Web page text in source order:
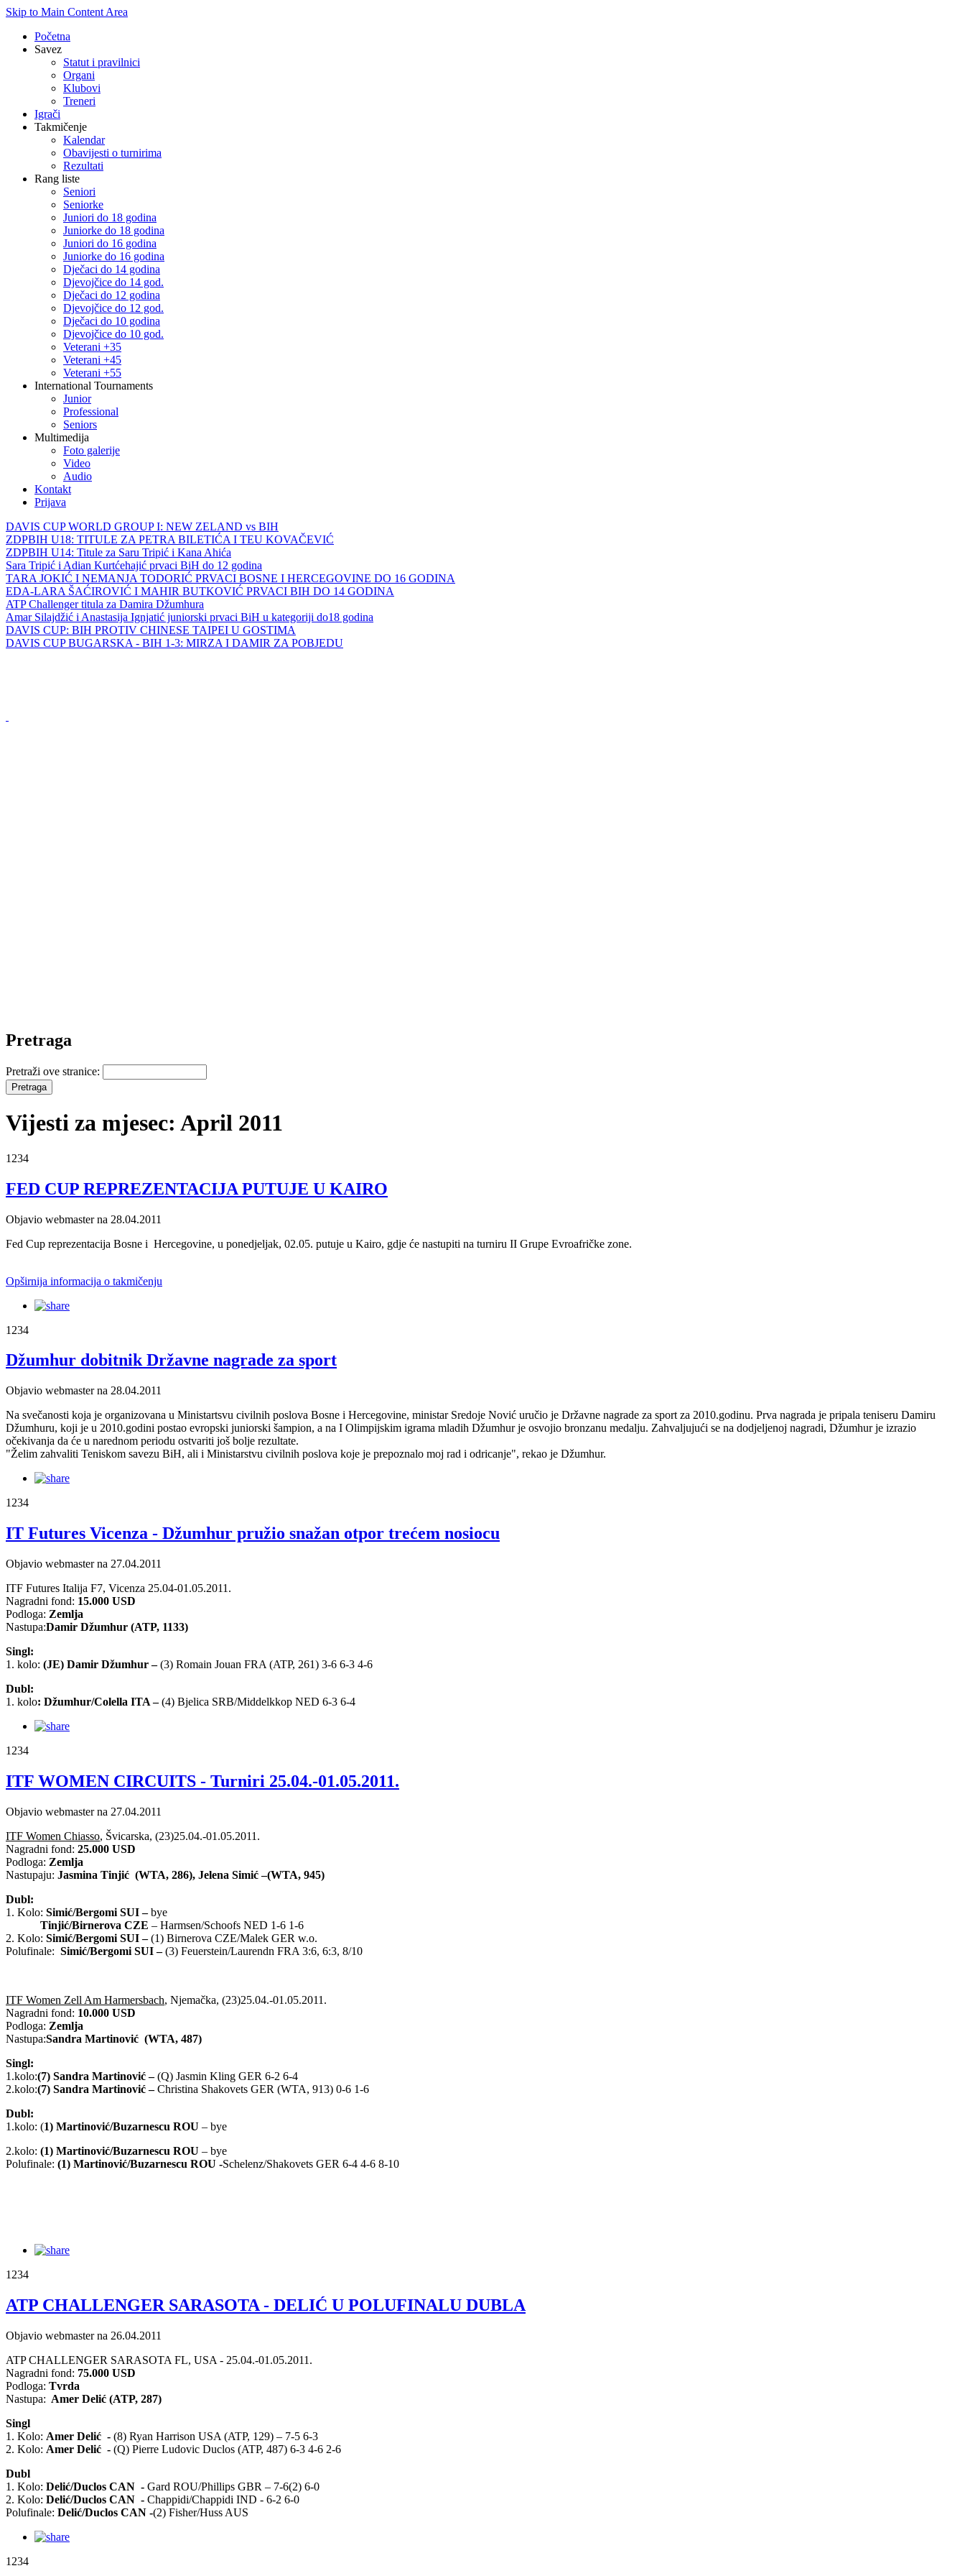
Skip to Main Content Area
Početna
Savez
Statut i pravilnici
Organi
Klubovi
Treneri
Igrači
Takmičenje
Kalendar
Obavijesti o turnirima
Rezultati
Rang liste
Seniori
Seniorke
Juniori do 18 godina
Juniorke do 18 godina
Juniori do 16 godina
Juniorke do 16 godina
Dječaci do 14 godina
Djevojčice do 14 god.
Dječaci do 12 godina
Djevojčice do 12 god.
Dječaci do 10 godina
Djevojčice do 10 god.
Veterani +35
Veterani +45
Veterani +55
International Tournaments
Junior
Professional
Seniors
Multimedija
Foto galerije
Video
Audio
Kontakt
Prijava
DAVIS CUP WORLD GROUP I: NEW ZELAND vs BIH
ZDPBIH U18: TITULE ZA PETRA BILETIĆA I TEU KOVAČEVIĆ
ZDPBIH U14: Titule za Saru Tripić i Kana Ahića
Sara Tripić i Adian Kurtćehajić prvaci BiH do 12 godina
TARA JOKIĆ I NEMANJA TODORIĆ PRVACI BOSNE I HERCEGOVINE DO 16 GODINA
EDA-LARA ŠAĆIROVIĆ I MAHIR BUTKOVIĆ PRVACI BIH DO 14 GODINA
ATP Challenger titula za Damira Džumhura
Amar Silajdžić i Anastasija Ignjatić juniorski prvaci BiH u kategoriji do18 godina
DAVIS CUP: BIH PROTIV CHINESE TAIPEI U GOSTIMA
DAVIS CUP BUGARSKA - BIH 1-3: MIRZA I DAMIR ZA POBJEDU
Pretraga
Pretraži ove stranice:
Vijesti za mjesec: April 2011
1234
FED CUP REPREZENTACIJA PUTUJE U KAIRO
Objavio webmaster na 28.04.2011
Fed Cup reprezentacija Bosne i Hercegovine, u ponedjeljak, 02.05. putuje u Kairo, gdje će nastupiti na turniru II Grupe Evroafričke zone.
Opširnija informacija o takmičenju
1234
Džumhur dobitnik Državne nagrade za sport
Objavio webmaster na 28.04.2011
Na svečanosti koja je organizovana u Ministartsvu civilnih poslova Bosne i Hercegovine, ministar Sredoje Nović uručio je Državne nagrade za sport za 2010.godinu. Prva nagrada je pripala teniseru Damiru
Džumhuru, koji je u 2010.godini postao evropski juniorski šampion, a na I Olimpijskim igrama mladih Džumhur je osvojio bronzanu medalju. Zahvaljujući se na dodjeljenoj nagradi, Džumhur je izrazio
očekivanja da će u narednom periodu ostvariti još bolje rezultate.
"Želim zahvaliti Teniskom savezu BiH, ali i Ministarstvu civilnih poslova koje je prepoznalo moj rad i odricanje", rekao je Džumhur.
1234
IT Futures Vicenza - Džumhur pružio snažan otpor trećem nosiocu
Objavio webmaster na 27.04.2011
ITF Futures Italija F7, Vicenza 25.04-01.05.2011.
Nagradni fond: 15.000 USD
Podloga: Zemlja
Nastupa:Damir Džumhur (ATP, 1133)
Singl:
1. kolo: (JE) Damir Džumhur–(3) Romain Jouan FRA (ATP, 261) 3-6 6-3 4-6
Dubl:
1. kolo: Džumhur/Colella ITA–(4) Bjelica SRB/Middelkkop NED 6-3 6-4
1234
ITF WOMEN CIRCUITS - Turniri 25.04.-01.05.2011.
Objavio webmaster na 27.04.2011
ITF Women Chiasso, Švicarska, (23)25.04.-01.05.2011.
Nagradni fond: 25.000 USD
Podloga: Zemlja
Nastupaju: Jasmina Tinjić (WTA, 286), Jelena Simić –(WTA, 945)
Dubl:
1. Kolo: Simić/Bergomi SUI –bye
Tinjić/Birnerova CZE – Harmsen/Schoofs NED 1-6 1-6
2. Kolo: Simić/Bergomi SUI –(1) Birnerova CZE/Malek GER w.o.
Polufinale: Simić/Bergomi SUI –(3) Feuerstein/Laurendn FRA 3:6, 6:3, 8/10
ITF Women Zell Am Harmersbach, Njemačka, (23)25.04.-01.05.2011.
Nagradni fond: 10.000 USD
Podloga: Zemlja
Nastupa:Sandra Martinović (WTA, 487)
Singl:
1.kolo:(7) Sandra Martinović–(Q) Jasmin Kling GER 6-2 6-4
2.kolo:(7) Sandra Martinović–Christina Shakovets GER (WTA, 913) 0-6 1-6
Dubl:
1.kolo: (1) Martinović/Buzarnescu ROU – bye
2.kolo: (1) Martinović/Buzarnescu ROU – bye
Polufinale: (1) Martinović/Buzarnescu ROU -Schelenz/Shakovets GER 6-4 4-6 8-10
1234
ATP CHALLENGER SARASOTA - DELIĆ U POLUFINALU DUBLA
Objavio webmaster na 26.04.2011
ATP CHALLENGER SARASOTA FL, USA - 25.04.-01.05.2011.
Nagradni fond: 75.000 USD
Podloga: Tvrda
Nastupa: Amer Delić (ATP, 287)
Singl
1. Kolo: Amer Delić - (8) Ryan Harrison USA (ATP, 129) – 7-5 6-3
2. Kolo: Amer Delić - (Q) Pierre Ludovic Duclos (ATP, 487) 6-3 4-6 2-6
Dubl
1. Kolo: Delić/Duclos CAN - Gard ROU/Phillips GBR – 7-6(2) 6-0
2. Kolo: Delić/Duclos CAN - Chappidi/Chappidi IND - 6-2 6-0
Polufinale: Delić/Duclos CAN -(2) Fisher/Huss AUS
1234